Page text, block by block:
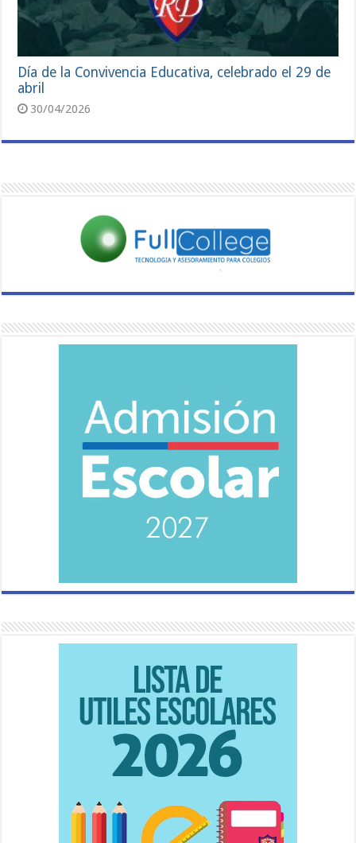
Día de la Convivencia Educativa, celebrado el 29 de
abril
30/04/2026